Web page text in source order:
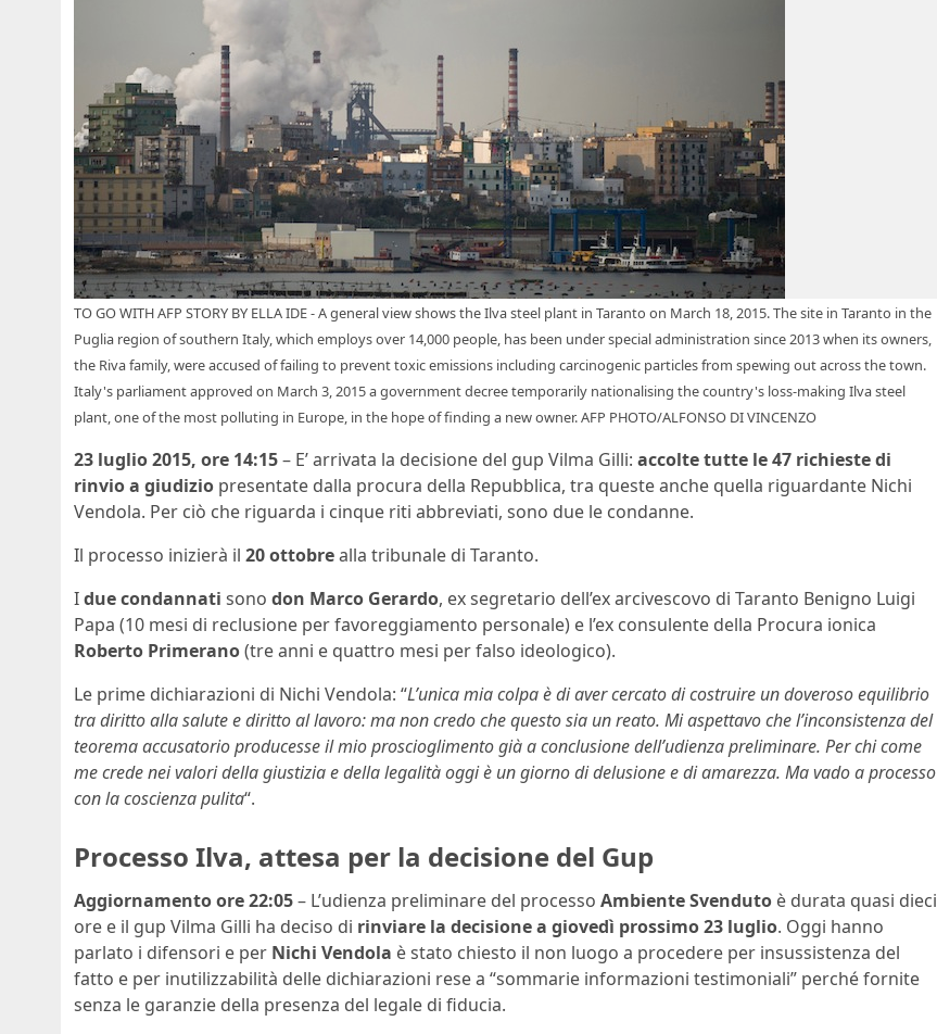
TO GO WITH AFP STORY BY ELLA IDE - A general view shows the Ilva steel plant in Taranto on March 18, 2015. The site in Taranto in the
Puglia region of southern Italy, which employs over 14,000 people, has been under special administration since 2013 when its owners,
the Riva family, were accused of failing to prevent toxic emissions including carcinogenic particles from spewing out across the town.
Italy's parliament approved on March 3, 2015 a government decree temporarily nationalising the country's loss-making Ilva steel
plant, one of the most polluting in Europe, in the hope of finding a new owner. AFP PHOTO/ALFONSO DI VINCENZO
23 luglio 2015, ore 14:15– E’ arrivata la decisione del gup Vilma Gilli: accolte tutte le 47 richieste di
rinvio a giudizio presentate dalla procura della Repubblica, tra queste anche quella riguardante Nichi
Vendola. Per ciò che riguarda i cinque riti abbreviati, sono due le condanne.
Il processo inizierà il 20 ottobrealla tribunale di Taranto.
Idue condannati sono don Marco Gerardo, ex segretario dell’ex arcivescovo di Taranto Benigno Luigi
Papa (10 mesi di reclusione per favoreggiamento personale) e l’ex consulente della Procura ionica
Roberto Primerano(tre anni e quattro mesi per falso ideologico).
Le prime dichiarazioni di Nichi Vendola: “L’unica mia colpa è di aver cercato di costruire un doveroso equilibrio
tra diritto alla salute e diritto al lavoro: ma non credo che questo sia un reato. Mi aspettavo che l’inconsistenza del
teorema accusatorio producesse il mio proscioglimento già a conclusione dell’udienza preliminare. Per chi come
me crede nei valori della giustizia e della legalità oggi è un giorno di delusione e di amarezza. Ma vado a processo
con la coscienza pulita“.
Processo Ilva, attesa per la decisione del Gup
Aggiornamento ore 22:05– L’udienza preliminare del processo Ambiente Svenduto è durata quasi dieci
ore e il gup Vilma Gilli ha deciso di rinviare la decisione a giovedì prossimo 23 luglio. Oggi hanno
parlato i difensori e per Nichi Vendola è stato chiesto il non luogo a procedere per insussistenza del
fatto e per inutilizzabilità delle dichiarazioni rese a “sommarie informazioni testimoniali” perché fornite
senza le garanzie della presenza del legale di fiducia.